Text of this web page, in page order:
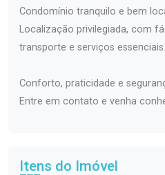
Condomínio tranquilo e bem
Localização privilegiada, com
transporte e serviços essenciais.
Conforto, praticidade e
Entre em contato e venha
Itens do Imóvel